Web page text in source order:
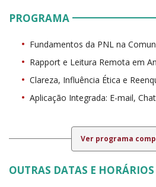
PROGRAMA
Fundamentos da PNL na
Rapport e Leitura Remota em
Clareza, Influência Ética e
Aplicação Integrada: E-mail,
Ver programa
OUTRAS DATAS E HORÁRIOS